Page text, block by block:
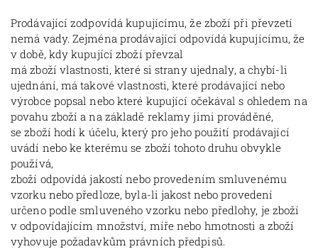
Prodávající zodpovídá kupujícímu, že zboží při převzetí
nemá vady. Zejména prodávající odpovídá kupujícímu, že
v době, kdy kupující zboží převzal
má zboží vlastnosti, které si strany ujednaly, a chybí-li
ujednání, má takové vlastnosti, které prodávající nebo
výrobce popsal nebo které kupující očekával s ohledem na
povahu zboží a na základě reklamy jimi prováděné,
se zboží hodí k účelu, který pro jeho použití prodávající
uvádí nebo ke kterému se zboží tohoto druhu obvykle
používá,
zboží odpovídá jakostí nebo provedením smluvenému
vzorku nebo předloze, byla-li jakost nebo provedení
určeno podle smluveného vzorku nebo předlohy, je zboží
v odpovídajícím množství, míře nebo hmotnosti a zboží
vyhovuje požadavkům právních předpisů.